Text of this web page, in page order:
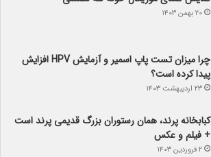
۲۰ بهمن ۱۴۰۳
چرا میزان تست پاپ اسمیر و آزمایش HPV افزایش
پیدا کرده است؟
۲۳ اردیبهشت ۱۴۰۳
کبابخانه پرند، همان رستوران بزرگ قدیمی پرند است
+ فیلم و عکس
۲ فروردین ۱۴۰۳